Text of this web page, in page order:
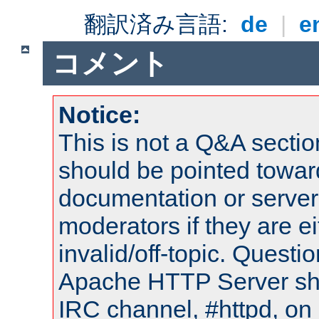
翻訳済み言語: de |
コメント
Notice:
This is not a Q&A
should be pointed
documentation or
moderators if they are
invalid/off-topic.
Apache HTTP Server
IRC channel, #httpd,